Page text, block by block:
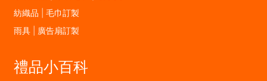
紡織品 | 毛巾訂製
雨具 | 廣告扇訂製
禮品小百科